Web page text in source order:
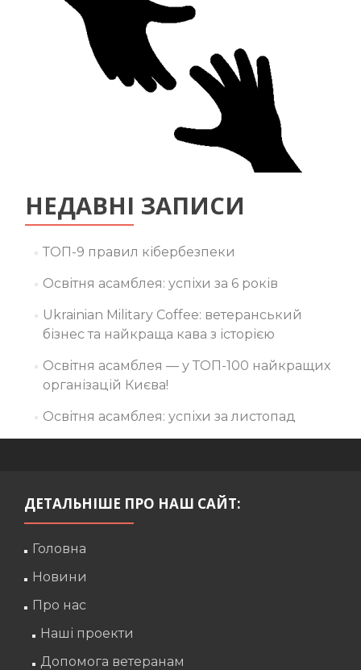
НЕДАВНІ ЗАПИСИ
ТОП-9 правил кібербезпеки
Освітня асамблея: успіхи за 6 років
Ukrainian Military Coffee: ветеранський
бізнес та найкраща кава з історією
Освітня асамблея — у ТОП-100 найкращих
організацій Києва!
Освітня асамблея: успіхи за листопад
ДЕТАЛЬНІШЕ ПРО НАШ САЙТ:
Головна
Новини
Про нас
Наші проекти
Допомога ветеранам